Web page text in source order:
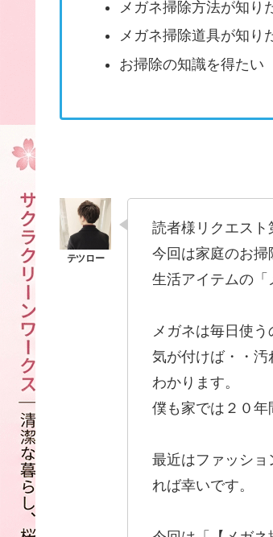
メガネ掃除方法が知り
メガネ掃除道具が知り
お掃除の知識を得たい
読者様リクエスト
今回は家庭のお掃
生活アイテムの「
メガネは毎日使う
気が付けば・・汚
わかります。
僕も家では２０年
最近はファッシ
れば幸いです。